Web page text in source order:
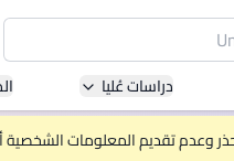
Asia Pacific University
دراسات عُليا
تقديم المعلومات الشخصية أو